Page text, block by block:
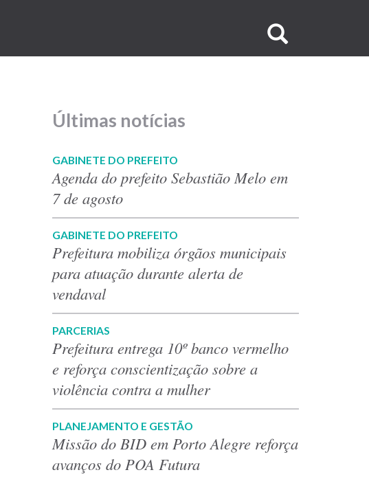
no
Últimas notícias
GABINETE DO PREFEITO
Agenda do prefeito Sebastião Melo em
7 de agosto
GABINETE DO PREFEITO
Prefeitura mobiliza órgãos municipais
para atuação durante alerta de
vendaval
PARCERIAS
Prefeitura entrega 10º banco vermelho
e reforça conscientização sobre a
violência contra a mulher
PLANEJAMENTO E GESTÃO
Missão do BID em Porto Alegre reforça
avanços do POA Futura